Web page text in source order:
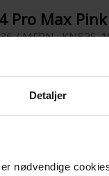
Detaljer
nødvendige
Pro Max
/ MFPN : KNS25-